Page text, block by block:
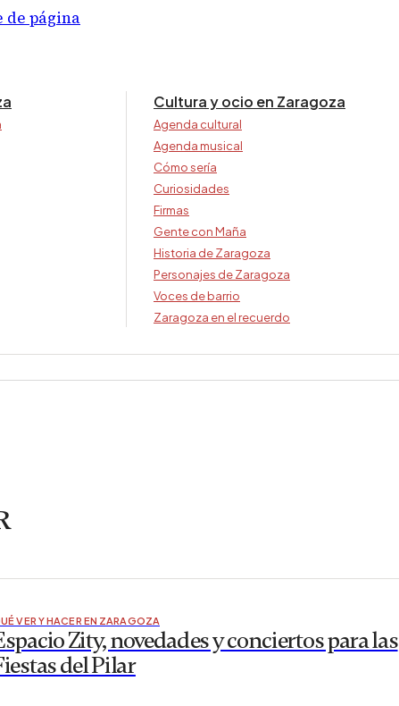
de página
Cultura y ocio en Zaragoza
Agenda cultural
Agenda musical
Cómo sería
Curiosidades
Firmas
Gente con Maña
Historia de Zaragoza
Personajes de Zaragoza
Voces de barrio
Zaragoza en el recuerdo
VER Y HACER EN ZARAGOZA
Zity, novedades y conciertos para las
del Pilar